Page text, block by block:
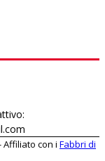
Affiliato con i Fabbri di